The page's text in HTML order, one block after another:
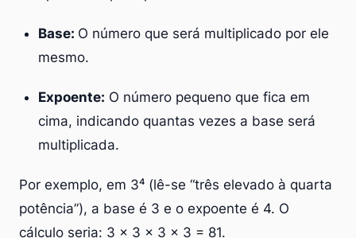
Base: O número que será multiplicado por ele
mesmo.
Expoente: O número pequeno que fica em
cima, indicando quantas vezes a base será
multiplicada.
Por exemplo, em 3⁴ (lê-se “três elevado à quarta
potência”), a base é 3 e o expoente é 4. O
cálculo seria: 3 × 3 × 3 × 3 = 81.